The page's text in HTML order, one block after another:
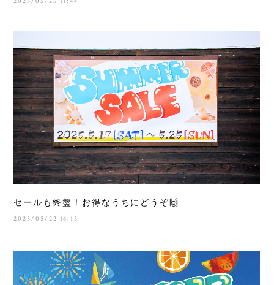
セールも終盤！お得なうちにどうぞ🙌
2025/05/22 16:15